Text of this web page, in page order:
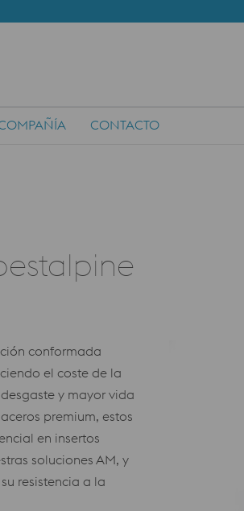
CONTACTO
conformada
el coste de la
y mayor vida
premium, estos
en insertos
soluciones AM, y
resistencia a la